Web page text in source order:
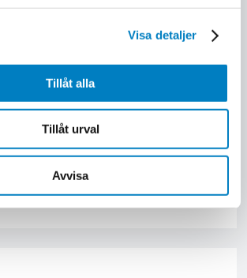
Visa detaljer
Tillåt alla
Tillåt urval
Avvisa
dig huvudprinciperna för
och uppföljning av projekt.